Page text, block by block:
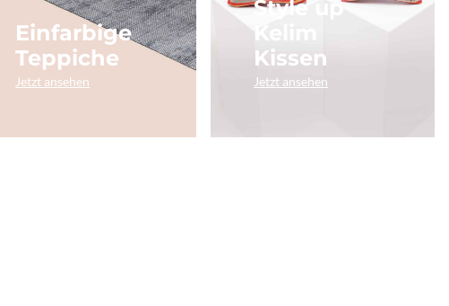
Einfarbige
Teppiche
Jetzt ansehen
Style up
Kelim
Kissen
Jetzt ansehen